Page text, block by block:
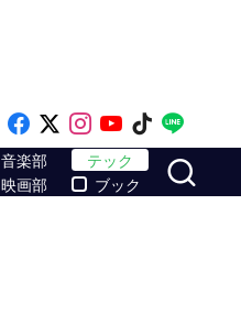
Like on Facebook
Follow on x
Follow on
Follow on
Follow
音楽部
映画部
テック
ブック